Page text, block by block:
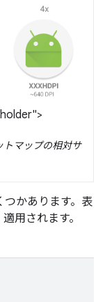
マップの相対サ
かあります。表
用されます。